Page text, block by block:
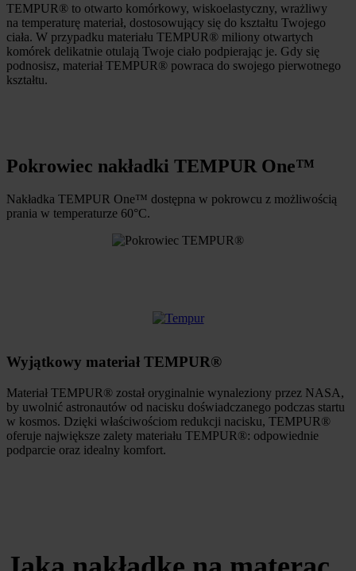
TEMPUR® to otwarto komórkowy, wiskoelastyczny, wrażliwy
na temperaturę materiał, dostosowujący się do kształtu Twojego
ciała. W przypadku materiału TEMPUR® miliony otwartych
komórek delikatnie otulają Twoje ciało podpierając je. Gdy się
podnosisz, materiał TEMPUR® powraca do swojego pierwotnego
kształtu.
Pokrowiec nakładki TEMPUR One™
Nakładka TEMPUR One™ dostępna w pokrowcu z możliwością
prania w temperaturze 60°C.
Wyjątkowy materiał TEMPUR®
Materiał TEMPUR® został oryginalnie wynaleziony przez NASA,
by uwolnić astronautów od nacisku doświadczanego podczas startu
w kosmos. Dzięki właściwościom redukcji nacisku, TEMPUR®
oferuje największe zalety materiału TEMPUR®: odpowiednie
podparcie oraz idealny komfort.